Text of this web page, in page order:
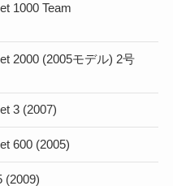
1000 Team
2000 (2005モデル) 2号
3 (2007)
600 (2005)
(2009)